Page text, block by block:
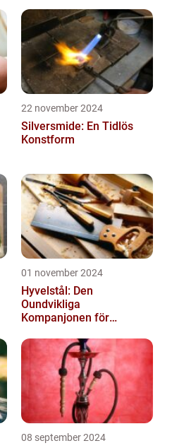
22 november 2024
Silversmide: En Tidlös
Konstform
01 november 2024
Hyvelstål: Den
Oundvikliga
Kompanjonen för
08 september 2024